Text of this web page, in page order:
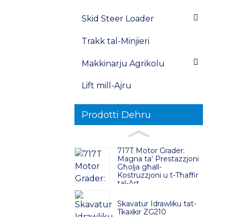
Skid Steer Loader
Trakk tal-Minjieri
Makkinarju Agrikolu
Lift mill-Ajru
Prodotti Dehru
717T Motor Grader:
Magna ta' Prestazzjoni
Għolja għall-
Kostruzzjoni u t-Tħaffir
tal-Art
Skavatur Idrawliku tat-
Tkaxkir ZG210